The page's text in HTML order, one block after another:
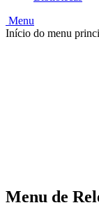
Menu
Início do menu
Menu de